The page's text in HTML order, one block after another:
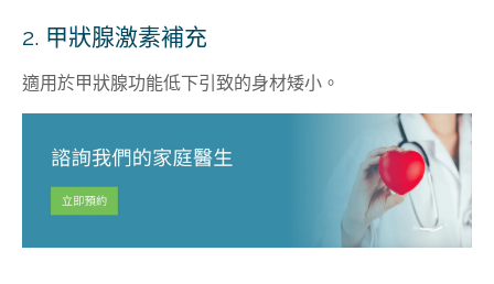
2. 甲狀腺激素補充
適用於甲狀腺功能低下引致的身材矮小。